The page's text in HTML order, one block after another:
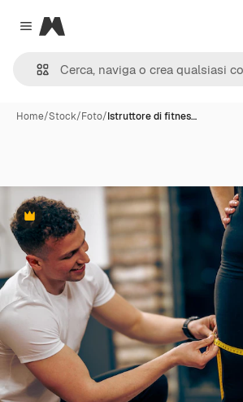
Close menu
Magnific
Home/Stock/Foto/Istruttore di fitnes…
Premium